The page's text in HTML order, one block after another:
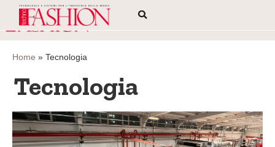
Home » Tecnologia
Tecnologia